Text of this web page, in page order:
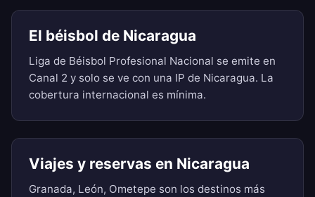
El béisbol de Nicaragua
Liga de Béisbol Profesional Nacional se emite en
Canal 2 y solo se ve con una IP de Nicaragua. La
cobertura internacional es mínima.
Viajes y reservas en Nicaragua
Granada, León, Ometepe son los destinos más